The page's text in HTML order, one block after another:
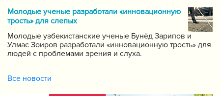
за качеством образования при Кабинете Министров
Республики Узбекистан.
Молодые ученые разработали «инновационную
трость» для слепых
Молодые узбекистанские ученые Бунёд Зарипов и
Улмас Зоиров разработали «инновационную трость» для
людей с проблемами зрения и слуха.
Все новости